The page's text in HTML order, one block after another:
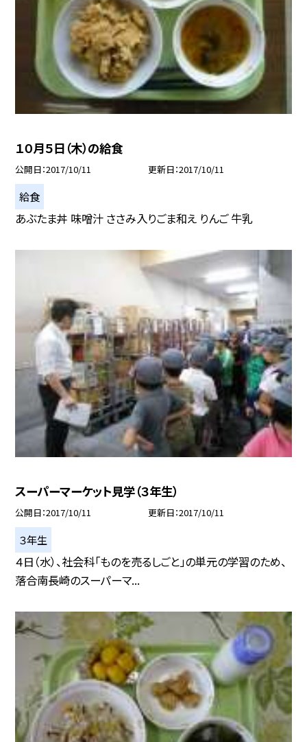
１０月５日（木）の給食
公開日 2017/10/11 更新日 2017/10/11
給食
あぶたま丼 味噌汁 ささみ入りごま和え りんご 牛乳
スーパーマーケット見学（３年生）
公開日 2017/10/11 更新日 2017/10/11
３年生
４日（水）、社会科「ものを売るしごと」の単元の学習のため、
落合南長崎のスーパーマ...